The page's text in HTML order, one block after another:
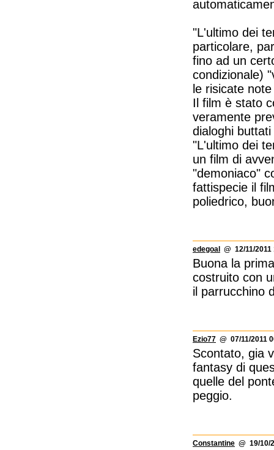
"L'ultimo dei
particolare,
fino ad un
condizionale)
le risicate
Il film è stato
veramente
dialoghi
"L'ultimo dei
un film di
"demoniaco"
fattispecie il
poliedrico,
edegoal @ 12/11/2011
Buona la
costruito con
il parrucchino
Ezio77 @ 07/11/2011
Scontato, gia
fantasy di
quelle del
peggio.
Constantine @ 19/10/